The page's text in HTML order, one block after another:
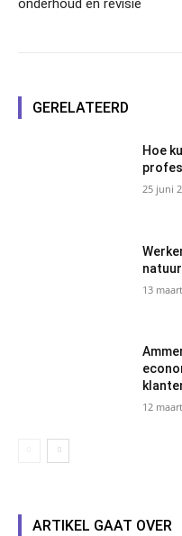
onderhoud en revisie
GERELATEERD
Hoe
25 juni
13
12
ARTIKEL GAAT OVER